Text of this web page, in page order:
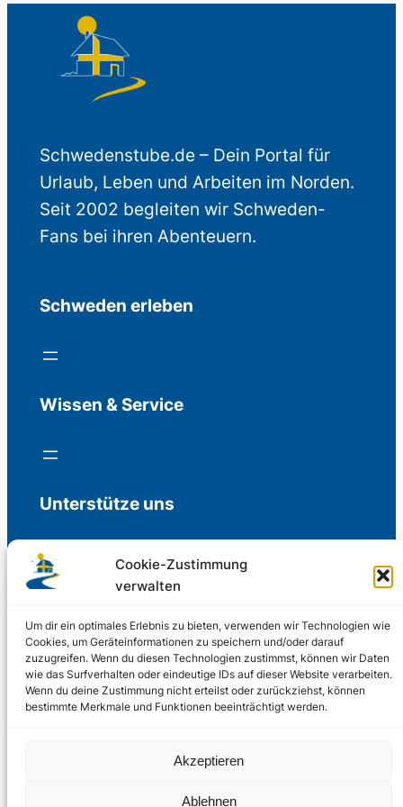
Cookie-Zustimmung
verwalten
Um dir ein optimales Erlebnis zu bieten, verwenden wir Technologien wie
Cookies, um Geräteinformationen zu speichern und/oder darauf
zuzugreifen. Wenn du diesen Technologien zustimmst, können wir Daten
wie das Surfverhalten oder eindeutige IDs auf dieser Website verarbeiten.
Wenn du deine Zustimmung nicht erteilst oder zurückziehst, können
bestimmte Merkmale und Funktionen beeinträchtigt werden.
Akzeptieren
Ablehnen
Schwedenstube.de – Dein Portal für
Urlaub, Leben und Arbeiten im Norden.
Seit 2002 begleiten wir Schweden-
Fans bei ihren Abenteuern.
Schweden erleben
Wissen & Service
Unterstütze uns
Freiwillige Spenden für die Aufrechterhaltung
Support us
© 2002 – 2026